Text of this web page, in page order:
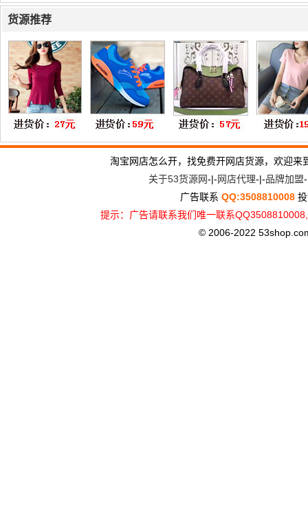
货源推荐
淘宝网店怎么开，找免费开网店货源，欢迎
关于53货源网-|-网店代理-|-品牌加盟
广告联系 QQ:3508810008
提示：广告请联系我们唯一联系
© 2006-2022